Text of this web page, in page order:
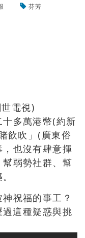
芬芳
電視)
多萬港幣(約新
飲吹」(廣東俗
也沒有肆意揮
弱勢社群、幫
祝福的事工？
這種疑惑與挑